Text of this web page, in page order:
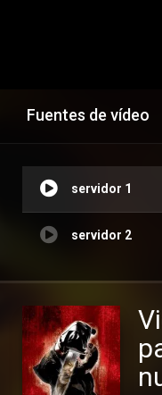
Fuentes de vídeo
servidor 1
servidor 2